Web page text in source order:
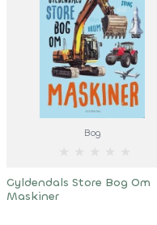
Bog
Gyldendals Store Bog Om
Maskiner